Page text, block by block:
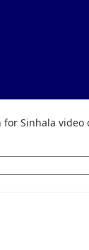
for Sinhala